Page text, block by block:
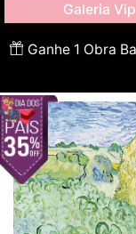
Galeria Vip
Ganhe 1 Obra